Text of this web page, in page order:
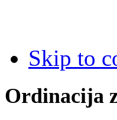
Skip to
Ordinacija